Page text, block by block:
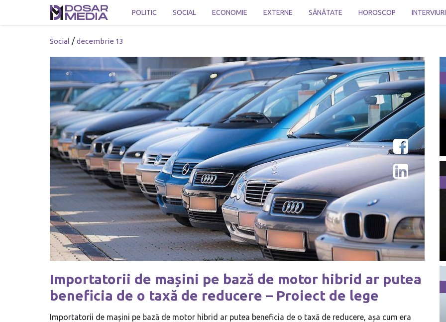
POLITIC SOCIAL ECONOMIE EXTERNE SĂNĂTATE HOROSCOP INTERVIURI
Social /decembrie 13
Importatorii de mașini pe bază de motor hibrid ar putea
beneficia de o taxă de reducere – Proiect de lege
Importatorii de mașini pe bază de motor hibrid ar putea beneficia de o taxă de reducere, așa cum era